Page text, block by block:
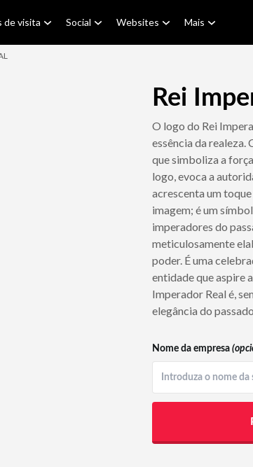
de visita Social Websites Mais
Rei
O logo do Rei
essência da realeza.
que simboliza a
logo, evoca a
acrescenta um
imagem; é um
imperadores do
meticulosamente
poder. É uma
entidade que aspire
Imperador Real é,
elegância do
Nome da empresa